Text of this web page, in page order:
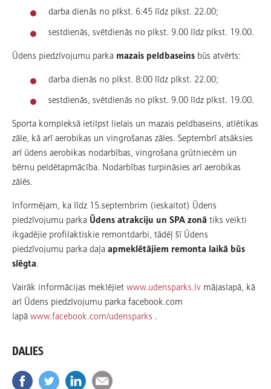
darba dienās no plkst. 6:45 līdz plkst. 22.00;
sestdienās, svētdienās no plkst. 9.00 līdz plkst. 19.00.
Ūdens piedzīvojumu parka mazais peldbaseins būs atvērts:
darba dienās no plkst. 8:00 līdz plkst. 22.00;
sestdienās, svētdienās no plkst. 9.00 līdz plkst. 19.00.
Sporta kompleksā ietilpst lielais un mazais peldbaseins, atlētikas
zāle, kā arī aerobikas un vingrošanas zāles. Septembrī atsāksies
arī ūdens aerobikas nodarbības, vingrošana grūtniecēm un
bērnu peldētapmācība. Nodarbības turpināsies arī aerobikas
zālēs.
Informējam, ka līdz 15.septembrim (ieskaitot) Ūdens
piedzīvojumu parka Ūdens atrakciju un SPA zonā tiks veikti
ikgadējie profilaktiskie remontdarbi, tādēļ šī Ūdens
piedzīvojumu parka daļaapmeklētājiem remonta laikā būs
slēgta.
Vairāk informācijas meklējietwww.udensparks.lv mājaslapā, kā
arī Ūdens piedzīvojumu parka facebook.com
lapāwww.facebook.com/udensparks .
DALIES